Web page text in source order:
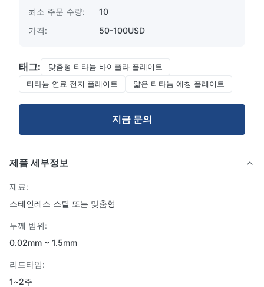
최소 주문 수량:
10
가격:
50-100USD
태그:
맞춤형 티타늄 바이폴라 플레이트
티타늄 연료 전지 플레이트
얇은 티타늄 에칭 플레이트
지금 문의
제품 세부정보
재료:
스테인레스 스틸 또는 맞춤형
두께 범위:
0.02mm ~ 1.5mm
리드타임:
1~2주